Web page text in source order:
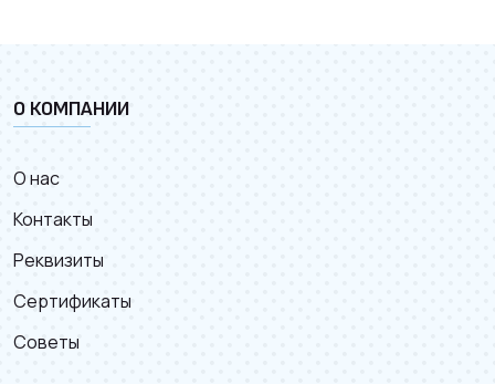
О КОМПАНИИ
О нас
Контакты
Реквизиты
Сертификаты
Советы